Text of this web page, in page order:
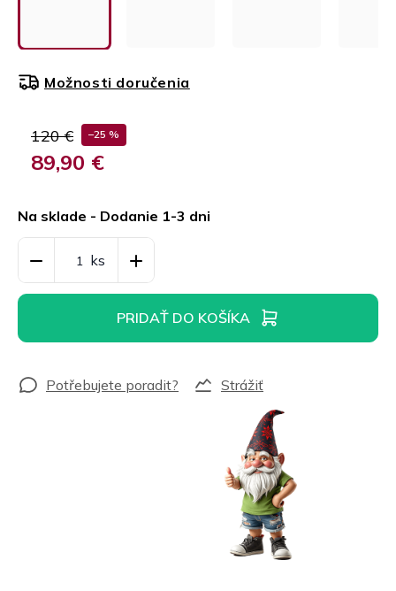
120 € –25 %
89,90 €
cena:
Na sklade - Dodanie 1-3 dni
Možnosti doručenia
PRIDAŤ DO KOŠÍKA
Strážiť